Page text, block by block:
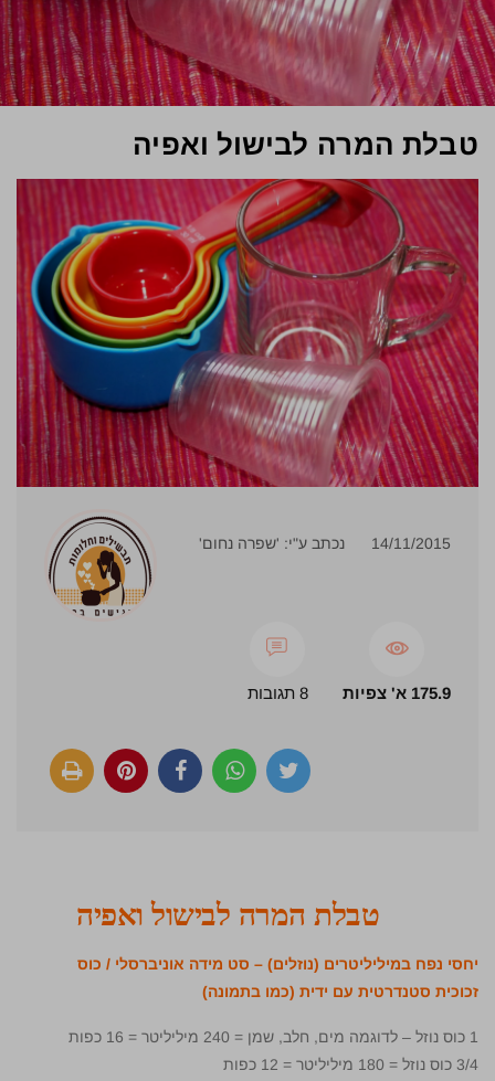
טבלת המרה לבישול ואפיה
14/11/2015 נכתב ע"י: 'שפרה נחום'
175.9 א' צפיות 8 תגובות
טבלת המרה לבישול ואפיה
יחסי נפח במיליליטרים (נוזלים) – סט מידה אוניברסלי / כוס
זכוכית סטנדרטית עם ידית (כמו בתמונה)
1 כוס נוזל – לדוגמה מים, חלב, שמן = 240 מיליליטר = 16 כפות
3/4 כוס נוזל = 180 מיליליטר = 12 כפות